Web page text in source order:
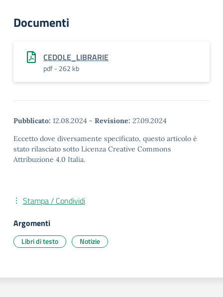
Documenti
CEDOLE_LIBRARIE
pdf - 262 kb
Pubblicato: 12.08.2024 - Revisione: 27.09.2024
Eccetto dove diversamente specificato, questo articolo è
stato rilasciato sotto Licenza Creative Commons
Attribuzione 4.0 Italia.
Stampa / Condividi
Argomenti
Libri di testo Notizie